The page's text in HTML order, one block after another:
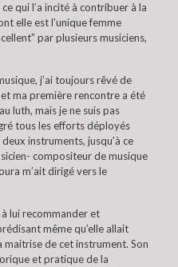
qui l’a incité à contribuer à la
elle est l’unique femme
par plusieurs musiciens,
j’ai toujours rêvé de
ma première rencontre a été
luth, mais je ne suis pas
tous les efforts déployés
instruments, jusqu’à ce
compositeur de musique
m’ait dirigé vers le
lui recommander et
même qu’elle allait
de cet instrument. Son
et pratique de la